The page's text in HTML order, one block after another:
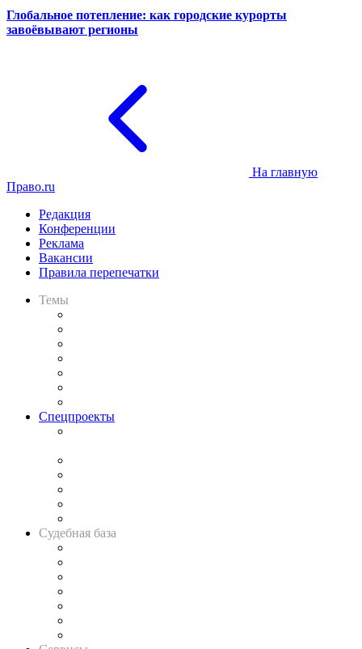
Глобальное потепление: как городские курорты
завоёвывают регионы
На главную
Право.ru
Редакция
Конференции
Реклама
Вакансии
Правила перепечатки
Темы
Спецпроекты
Судебная база